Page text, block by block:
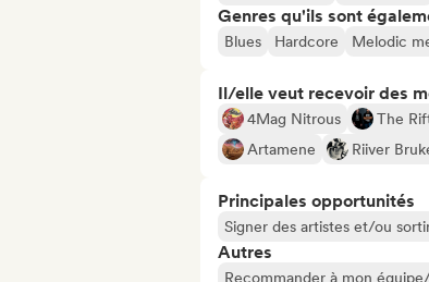
Genres qu'ils sont
Blues Hardcore Melodic
Il/elle veut recevoir des
4Mag Nitrous The
Artamene
Riiver
Principales opportunités
Signer des artistes et/ou
Autres
Recommander à mon